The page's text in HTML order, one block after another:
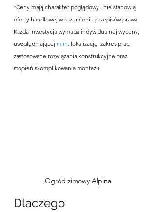
*Ceny mają charakter poglądowy i nie stanowią
oferty handlowej w rozumieniu przepisów prawa.
Każda inwestycja wymaga indywidualnej wyceny,
uwzględniającej m.in . lokalizację, zakres prac,
zastosowane rozwiązania konstrukcyjne oraz
stopień skomplikowania montażu.
Ogród zimowy Alpina
Dlaczego